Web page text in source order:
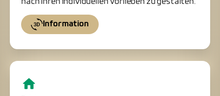
nach Ihren individuellen Vorlieben zu gestalten.
Information